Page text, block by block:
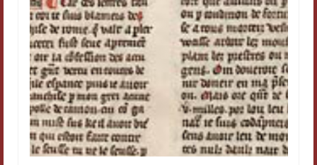
Accordi di cooperazione
Ricerca
Cultura coreana
Koreanische Literatur und Kultur
Hagiographica Coreana
Cultura medioevale